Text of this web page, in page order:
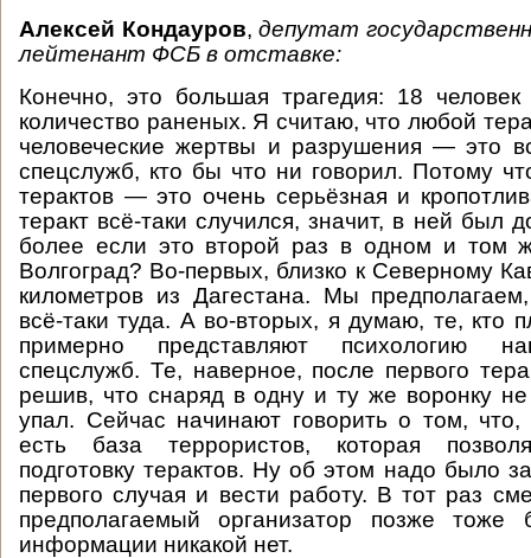
Алексей Кондауров,депутат
лейтенант ФСБ в отставке:
Конечно, это большая трагедия: 18
количество раненых. Я считаю, что любой
человеческие жертвы и разрушения — это
спецслужб, кто бы что ни говорил. Потому
терактов — это очень серьёзная и
теракт всё-таки случился, значит, в ней был
более если это второй раз в одном и том
Волгоград? Во-первых, близко к Северному
километров из Дагестана. Мы
всё-таки туда. А во-вторых, я думаю, те, кто
примерно представляют психологию
спецслужб. Те, наверное, после первого
решив, что снаряд в одну и ту же воронку
упал. Сейчас начинают говорить о том, что,
есть база террористов, которая
подготовку терактов. Ну об этом надо было
первого случая и вести работу. В тот раз
предполагаемый организатор позже тоже
информации никакой нет.